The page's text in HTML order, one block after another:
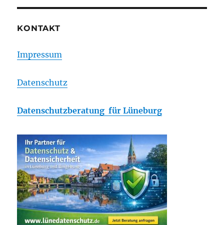
KONTAKT
Impressum
Datenschutz
Datenschutzberatung für Lüneburg